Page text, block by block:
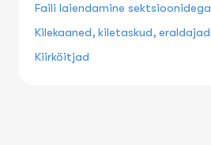
Faili laiendamine sektsioonidega
Kilekaaned, kiletaskud, eraldajad
Kiirköitjad